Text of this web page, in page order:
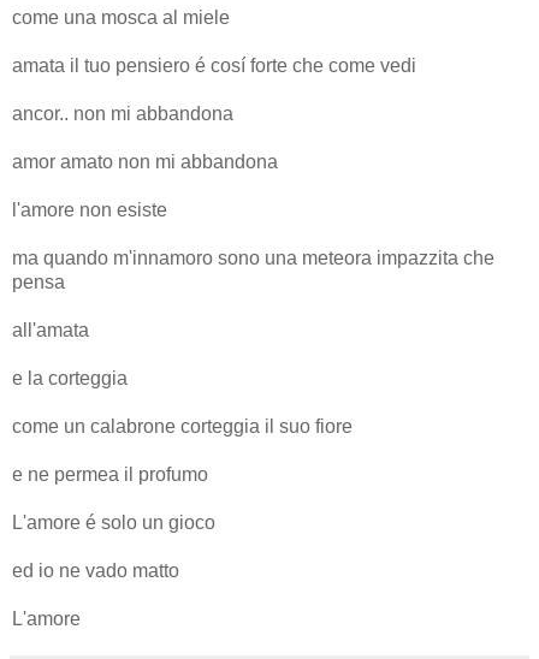
come una mosca al miele
amata il tuo pensiero é cosí forte che come vedi
ancor.. non mi abbandona
amor amato non mi abbandona
l'amore non esiste
ma quando m'innamoro sono una meteora impazzita che
pensa
all'amata
e la corteggia
come un calabrone corteggia il suo fiore
e ne permea il profumo
L'amore é solo un gioco
ed io ne vado matto
L'amore